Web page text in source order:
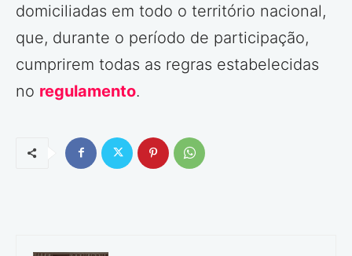
domiciliadas em todo o território nacional,
que, durante o período de participação,
cumprirem todas as regras estabelecidas
no regulamento.